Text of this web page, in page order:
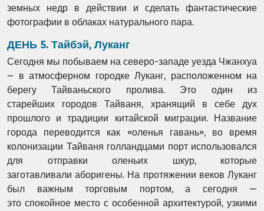
земных недр в действии и сделать фантастические
фотографии в облаках натурального пара.
ДЕНЬ 5. Тайбэй, Луканг
Сегодня мы побываем на северо-западе уезда Чжанхуа
– в атмосферном городке Луканг, расположенном на
берегу Тайваньского пролива. Это один из
старейших городов Тайваня, хранящий в себе дух
прошлого и традиции китайской миграции. Название
города переводится как «оленья гавань», во время
колонизации Тайваня голландцами порт использовался
для отправки оленьих шкур, которые
заготавливалиаборигены. На протяжении веков Луканг
был важным торговым портом, а сегодня —
это спокойное место с особенной архитектурой, узкими